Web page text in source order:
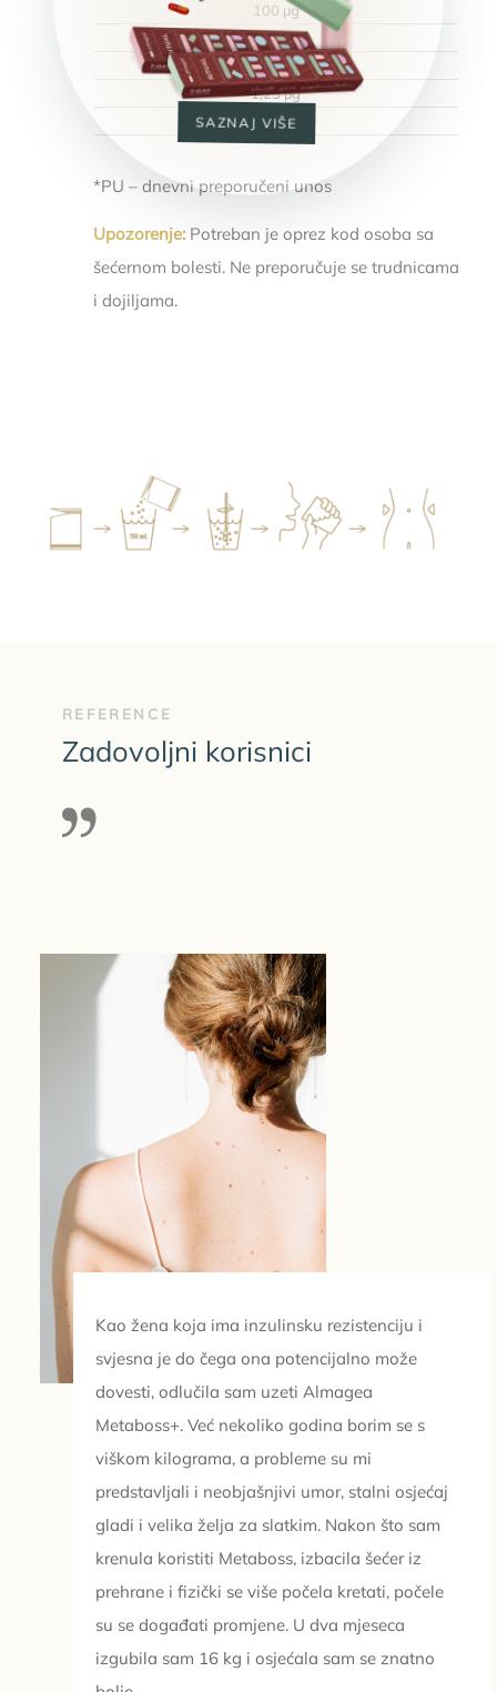
100 µg
250 %
Vitamin B₁₂
1,25 µg
50 %
*PU – dnevni preporučeni unos
Upozorenje: Potreban je oprez kod osoba sa
šećernom bolesti. Ne preporučuje se trudnicama
i dojiljama.
REFERENCE
Zadovoljni korisnici
Kao žena koja ima inzulinsku rezistenciju i
svjesna je do čega ona potencijalno može
dovesti, odlučila sam uzeti Almagea
Metaboss+. Već nekoliko godina borim se s
viškom kilograma, a probleme su mi
predstavljali i neobjašnjivi umor, stalni osjećaj
gladi i velika želja za slatkim. Nakon što sam
krenula koristiti Metaboss, izbacila šećer iz
prehrane i fizički se više počela kretati, počele
su se događati promjene. U dva mjeseca
izgubila sam 16 kg i osjećala sam se znatno
SAZNAJ VIŠE